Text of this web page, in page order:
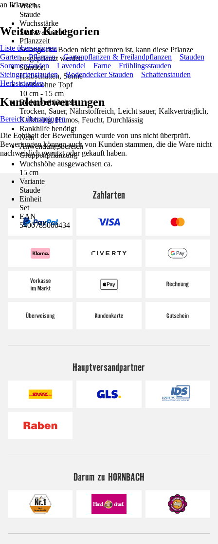
Wuchs
Staude
Wuchsstärke
Starkwachsend
Pflanzzeit
Solange der Boden nicht gefroren ist, kann diese Pflanze
ausgepflanzt werden
Standort
Halbschatten, Sonne
Größe ohne Topf
10 cm - 15 cm
Bodenverhältnisse
Trocken, Sauer, Nährstoffreich, Leicht sauer, Kalkverträglich,
Kalkhaltig, Humos, Feucht, Durchlässig
Rankhilfe benötigt
Nein
Anwendungsbereich
Gruppenpflanzung
Wuchshöhe ausgewachsen ca.
15 cm
Variante
Staude
Einheit
Set
EAN
5400785000434
an Pflanzen.
Weitere Kategorien
Liste überspringen
Garten
Pflanzen Gartenpflanzen & Freilandpflanzen
Stauden
Sommerstauden
Lavendel Farne
Frühlingsstauden
Steingartenstauden
Bodendecker Stauden
Schattenstauden
Herbststauden
Kundenbewertungen
Bereich überspringen
Die Echtheit der Bewertungen wurde von uns nicht überprüft.
Bewertungen können auch von Kunden stammen, die die Ware nicht
nachweislich genutzt oder gekauft haben.
Zahlarten
Hauptversandpartner
Darum zu HORNBACH